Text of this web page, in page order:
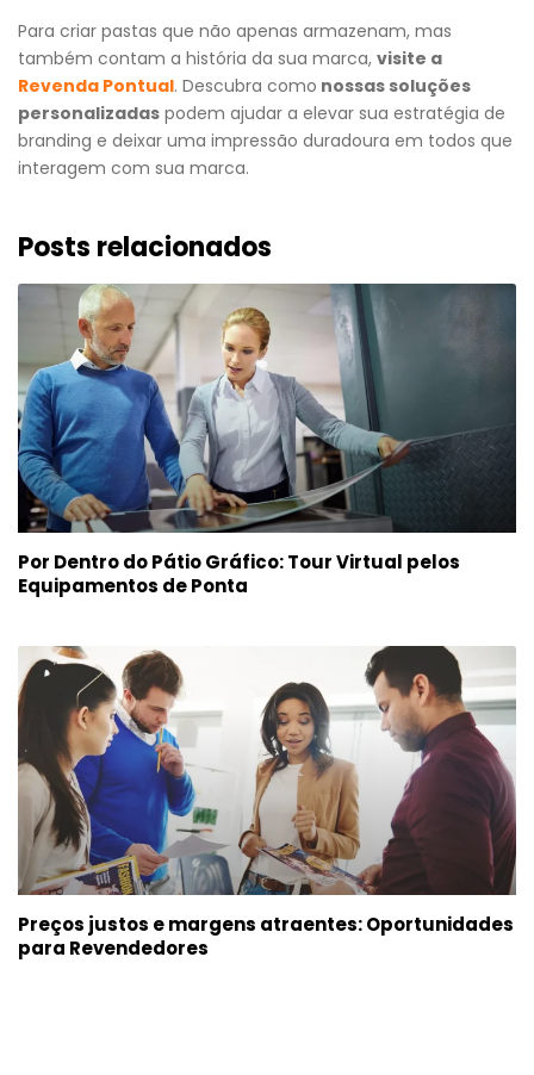
Para criar pastas que não apenas armazenam, mas
também contam a história da sua marca, visite a
Revenda Pontual. Descubra como nossas soluções
personalizadas podem ajudar a elevar sua estratégia de
branding e deixar uma impressão duradoura em todos que
interagem com sua marca.
Posts relacionados
Por Dentro do Pátio Gráfico: Tour Virtual pelos
Equipamentos de Ponta
Preços justos e margens atraentes: Oportunidades
para Revendedores